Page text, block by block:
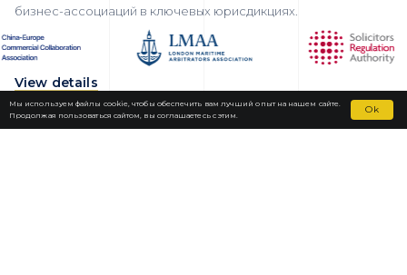
бизнес-ассоциаций в ключевых юрисдикциях.
View details
Мы используем файлы cookie, чтобы обеспечить вам лучший опыт на нашем сайте.
Продолжая пользоваться сайтом, вы соглашаетесь с этим.
Ok